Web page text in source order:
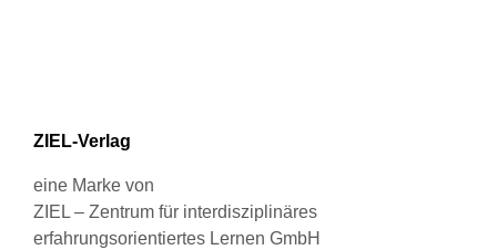
werden
ZIEL-Verlag
eine Marke von
ZIEL – Zentrum für interdisziplinäres
erfahrungsorientiertes Lernen GmbH